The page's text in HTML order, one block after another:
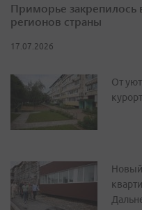
Приморье закрепилось
регионов страны
17.07.2026
От
Новый